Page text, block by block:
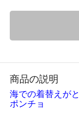
商品の説明
海での着替えが
ポンチョ